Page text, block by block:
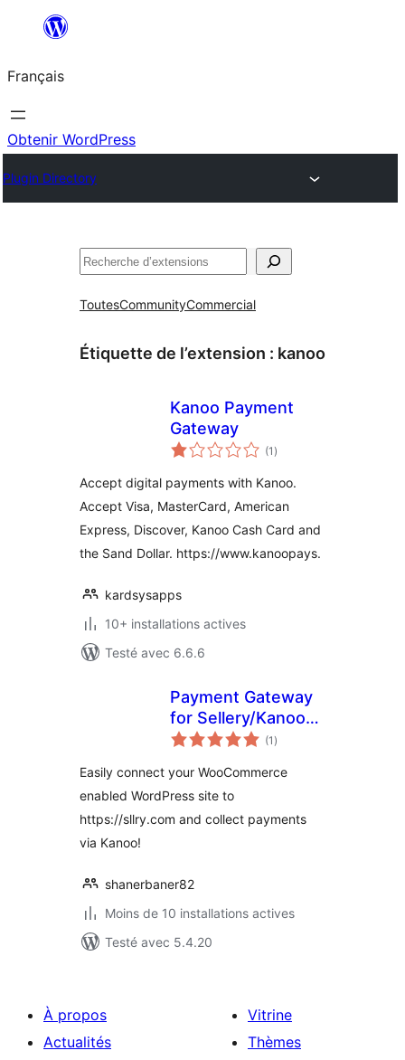
contenu
Français
Obtenir WordPress
Plugin Directory
Rechercher
ToutesCommunityCommercial
Étiquette de l’extension : kanoo
Kanoo Payment
Gateway
(1 notes
en
)
Accept digital payments with Kanoo.
Accept Visa, MasterCard, American
Express, Discover, Kanoo Cash Card and
the Sand Dollar. https://www.kanoopays.
kardsysapps
10+ installations actives
Testé avec 6.6.6
Payment Gateway
for Sellery/Kanoo
on WooCommerce
(1 notes
en
)
Easily connect your WooCommerce
enabled WordPress site to
https://sllry.com and collect payments
via Kanoo!
shanerbaner82
Moins de 10 installations actives
Testé avec 5.4.20
À propos
Actualités
Vitrine
Thèmes